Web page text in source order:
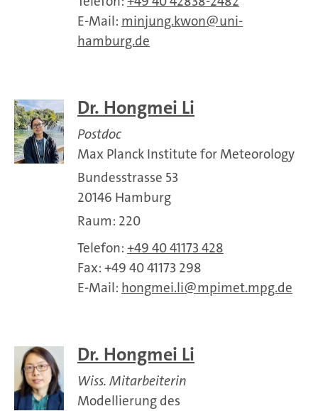
E-Mail: minjung.kwon
uni-
hamburg.de
Dr. Hongmei Li
Postdoc
Max Planck Institute for Meteorology
Bundesstrasse 53
20146 Hamburg
Raum: 220
Telefon: +49 40 41173 428
Fax: +49 40 41173 298
E-Mail: hongmei.li mpimet.mpg.de
Dr. Hongmei Li
Wiss. Mitarbeiterin
Modellierung des